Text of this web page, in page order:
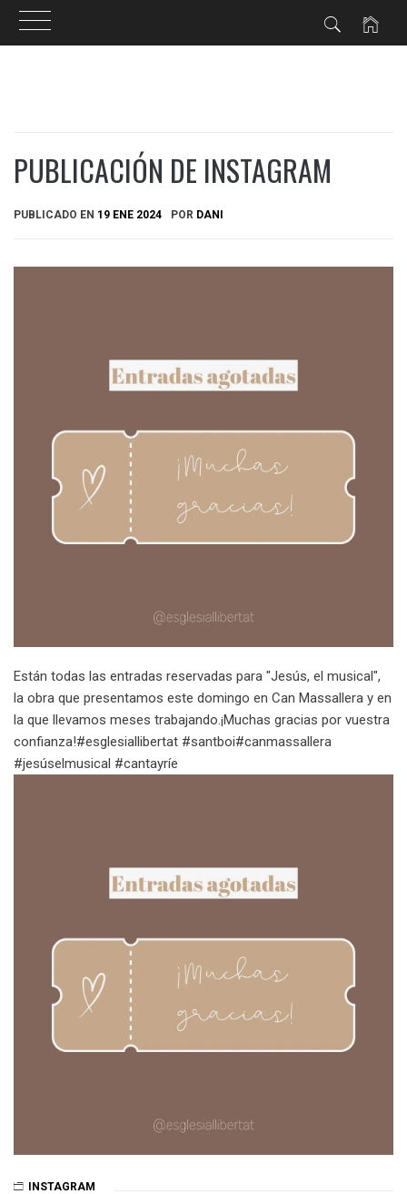
PUBLICACIÓN DE INSTAGRAM
PUBLICADO EN 19 ENE 2024 POR DANI
Están todas las entradas reservadas para "Jesús, el musical",
la obra que presentamos este domingo en Can Massallera y en
la que llevamos meses trabajando.¡Muchas gracias por vuestra
confianza!#esglesiallibertat #santboi#canmassallera
#jesúselmusical #cantayríe
INSTAGRAM